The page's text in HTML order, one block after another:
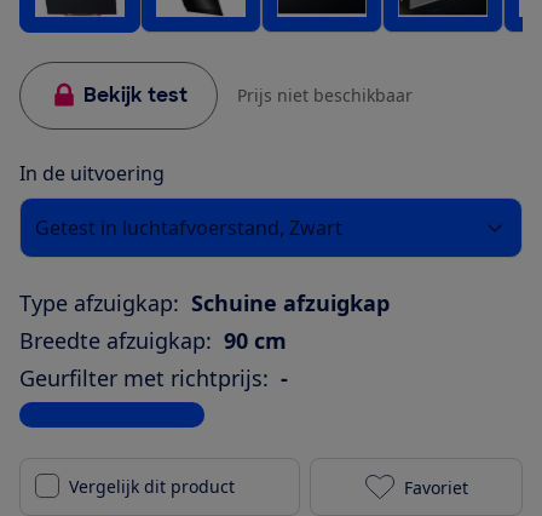
Bekijk test Prijs niet beschikbaar
In de uitvoering
Getest in luchtafvoerstand, Zwart
Type afzuigkap: Schuine afzuigkap
Breedte afzuigkap: 90 cm
Geurfilter met richtprijs: -
Bekijk alle specificaties
Vergelijk dit product AEG
Favoriet